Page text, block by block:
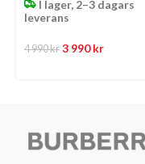
I lager, 2–3 dagars
leverans
4 990kr 3 990kr